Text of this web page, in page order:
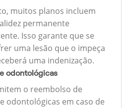
muitos planos incluem
permanente
Isso garante que se
uma lesão que o impeça
uma indenização.
odontológicas
o reembolso de
odontológicas em caso de